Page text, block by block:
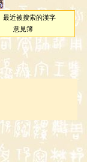
最近被搜索的漢字
意見簿